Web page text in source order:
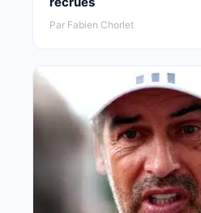
Par Fabien Chorlet